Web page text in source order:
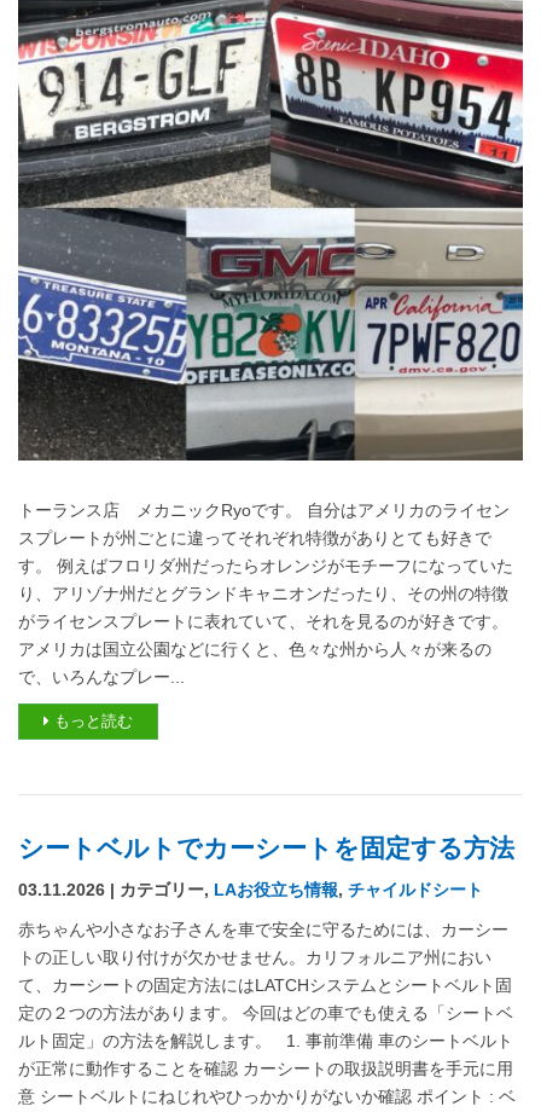
トーランス店 メカニックRyoです。 自分はアメリカのライセン
スプレートが州ごとに違ってそれぞれ特徴がありとても好きで
す。 例えばフロリダ州だったらオレンジがモチーフになっていた
り、アリゾナ州だとグランドキャニオンだったり、その州の特徴
がライセンスプレートに表れていて、それを見るのが好きです。
アメリカは国立公園などに行くと、色々な州から人々が来るの
で、いろんなプレー...
もっと読む
シートベルトでカーシートを固定する方法
03.11.2026 | カテゴリー, LAお役立ち情報, チャイルドシート
赤ちゃんや小さなお子さんを車で安全に守るためには、カーシー
トの正しい取り付けが欠かせません。カリフォルニア州におい
て、カーシートの固定方法にはLATCHシステムとシートベルト固
定の２つの方法があります。 今回はどの車でも使える「シートベ
ルト固定」の方法を解説します。 1. 事前準備 車のシートベルト
が正常に動作することを確認 カーシートの取扱説明書を手元に用
意 シートベルトにねじれやひっかかりがないか確認 ポイント : ベ